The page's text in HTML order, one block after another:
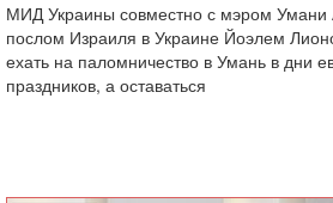
МИД Украины совместно с мэром
послом Израиля в Украине Йоэлем
ехать на паломничество в Умань в дни
праздников, а оставаться